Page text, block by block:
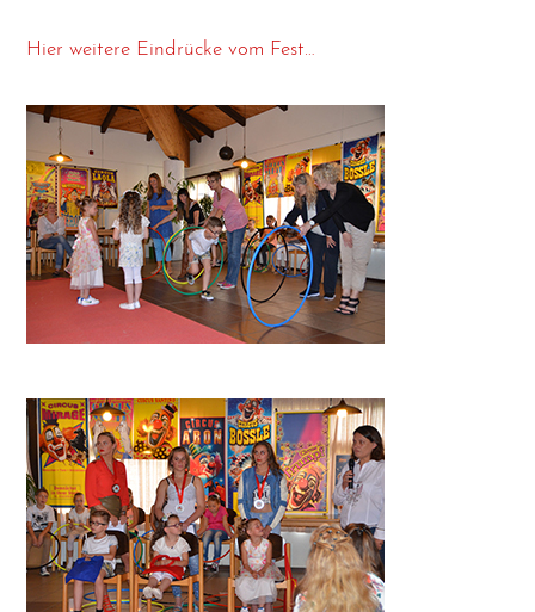
Hier wei­te­re Ein­drü­cke vom Fest…